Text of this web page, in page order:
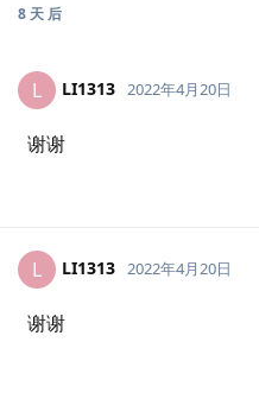
8 天后
L LI1313 2022年4月20日
谢谢
L LI1313 2022年4月20日
谢谢